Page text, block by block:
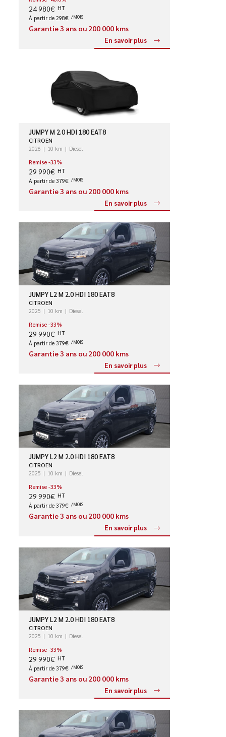
24 980€ HT
À partir de 298€ /MOIS
Garantie 3 ans ou 200 000 kms
En savoir plus
JUMPY M 2.0 HDI 180 EAT8
CITROEN
2026 10 km
Diesel
Remise -33%
29 990€ HT
À partir de 379€ /MOIS
Garantie 3 ans ou 200 000 kms
En savoir plus
JUMPY L2 M 2.0 HDI 180 EAT8
CITROEN
2025 10 km
Diesel
Remise -33%
29 990€ HT
À partir de 379€ /MOIS
Garantie 3 ans ou 200 000 kms
En savoir plus
JUMPY L2 M 2.0 HDI 180 EAT8
CITROEN
2025 10 km
Diesel
Remise -33%
29 990€ HT
À partir de 379€ /MOIS
Garantie 3 ans ou 200 000 kms
En savoir plus
JUMPY L2 M 2.0 HDI 180 EAT8
CITROEN
2025 10 km
Diesel
Remise -33%
29 990€ HT
À partir de 379€ /MOIS
Garantie 3 ans ou 200 000 kms
En savoir plus